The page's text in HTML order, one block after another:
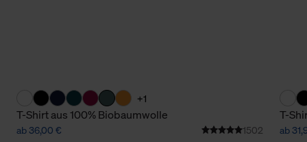
+1
T-Shirt aus 100% Biobaumwolle
ab 36,00 € 1502
T-
ab